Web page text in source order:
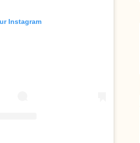
Instagram